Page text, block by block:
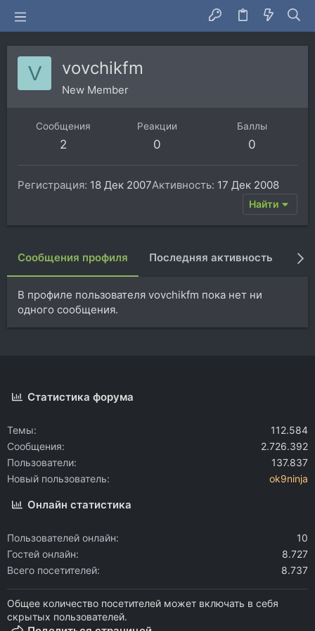
V vovchikfm
New Member
Сообщения
2
Реакции
0
Баллы
0
Регистрация 18 Дек 2007Активность 17 Дек 2008
Найти
Сообщения профиля Последняя активность
В профиле пользователя vovchikfm пока нет ни
одного сообщения.
Статистика форума
Темы
112.584
Сообщения
2.726.392
Пользователи
137.837
Новый пользователь
ok9ninja
Онлайн статистика
Пользователей онлайн
10
Гостей онлайн
8.727
Всего посетителей
8.737
Общее количество посетителей может включать в себя
скрытых пользователей.